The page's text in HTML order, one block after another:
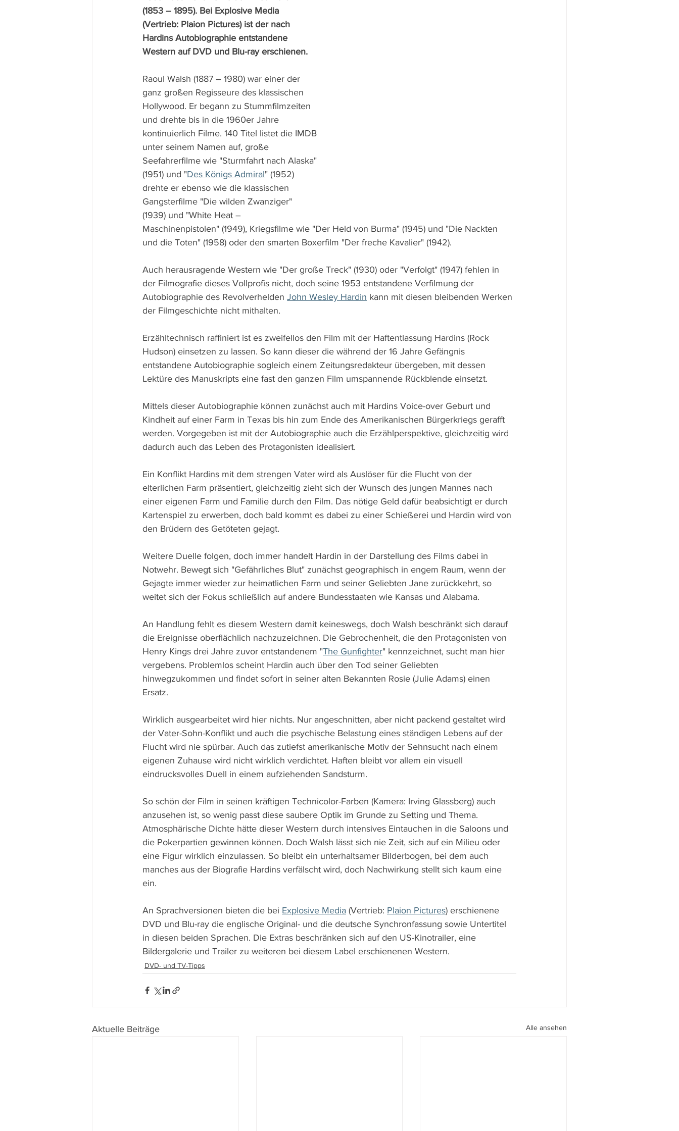
(1853 – 1895). Bei Explosive Media
(Vertrieb: Plaion Pictures) ist der nach
Hardins Autobiographie entstandene
Western auf DVD und Blu-ray erschienen.
Raoul Walsh (1887 – 1980) war einer der
ganz großen Regisseure des klassischen
Hollywood. Er begann zu Stummfilmzeiten
und drehte bis in die 1960er Jahre
kontinuierlich Filme. 140 Titel listet die IMDB
unter seinem Namen auf, große
Seefahrerfilme wie "Sturmfahrt nach Alaska"
(1951) und "Des Königs Admiral" (1952)
drehte er ebenso wie die klassischen
Gangsterfilme "Die wilden Zwanziger"
(1939) und "White Heat –
Maschinenpistolen" (1949), Kriegsfilme wie "Der Held von Burma" (1945) und "Die Nackten
und die Toten" (1958) oder den smarten Boxerfilm "Der freche Kavalier" (1942).
Auch herausragende Western wie "Der große Treck" (1930) oder "Verfolgt" (1947) fehlen in
der Filmografie dieses Vollprofis nicht, doch seine 1953 entstandene Verfilmung der
Autobiographie des Revolverhelden John Wesley Hardin kann mit diesen bleibenden Werken
der Filmgeschichte nicht mithalten.
Erzähltechnisch raffiniert ist es zweifellos den Film mit der Haftentlassung Hardins (Rock
Hudson) einsetzen zu lassen. So kann dieser die während der 16 Jahre Gefängnis
entstandene Autobiographie sogleich einem Zeitungsredakteur übergeben, mit dessen
Lektüre des Manuskripts eine fast den ganzen Film umspannende Rückblende einsetzt.
Mittels dieser Autobiographie können zunächst auch mit Hardins Voice-over Geburt und
Kindheit auf einer Farm in Texas bis hin zum Ende des Amerikanischen Bürgerkriegs gerafft
werden. Vorgegeben ist mit der Autobiographie auch die Erzählperspektive, gleichzeitig wird
dadurch auch das Leben des Protagonisten idealisiert.
Ein Konflikt Hardins mit dem strengen Vater wird als Auslöser für die Flucht von der
elterlichen Farm präsentiert, gleichzeitig zieht sich der Wunsch des jungen Mannes nach
einer eigenen Farm und Familie durch den Film. Das nötige Geld dafür beabsichtigt er durch
Kartenspiel zu erwerben, doch bald kommt es dabei zu einer Schießerei und Hardin wird von
den Brüdern des Getöteten gejagt.
Weitere Duelle folgen, doch immer handelt Hardin in der Darstellung des Films dabei in
Notwehr. Bewegt sich "Gefährliches Blut" zunächst geographisch in engem Raum, wenn der
Gejagte immer wieder zur heimatlichen Farm und seiner Geliebten Jane zurückkehrt, so
weitet sich der Fokus schließlich auf andere Bundesstaaten wie Kansas und Alabama.
An Handlung fehlt es diesem Western damit keineswegs, doch Walsh beschränkt sich darauf
die Ereignisse oberflächlich nachzuzeichnen. Die Gebrochenheit, die den Protagonisten von
Henry Kings drei Jahre zuvor entstandenem "The Gunfighter" kennzeichnet, sucht man hier
vergebens. Problemlos scheint Hardin auch über den Tod seiner Geliebten
hinwegzukommen und findet sofort in seiner alten Bekannten Rosie (Julie Adams) einen
Ersatz.
Wirklich ausgearbeitet wird hier nichts. Nur angeschnitten, aber nicht packend gestaltet wird
der Vater-Sohn-Konflikt und auch die psychische Belastung eines ständigen Lebens auf der
Flucht wird nie spürbar. Auch das zutiefst amerikanische Motiv der Sehnsucht nach einem
eigenen Zuhause wird nicht wirklich verdichtet. Haften bleibt vor allem ein visuell
eindrucksvolles Duell in einem aufziehenden Sandsturm.
So schön der Film in seinen kräftigen Technicolor-Farben (Kamera: Irving Glassberg) auch
anzusehen ist, so wenig passt diese saubere Optik im Grunde zu Setting und Thema.
Atmosphärische Dichte hätte dieser Western durch intensives Eintauchen in die Saloons und
die Pokerpartien gewinnen können. Doch Walsh lässt sich nie Zeit, sich auf ein Milieu oder
eine Figur wirklich einzulassen. So bleibt ein unterhaltsamer Bilderbogen, bei dem auch
manches aus der Biografie Hardins verfälscht wird, doch Nachwirkung stellt sich kaum eine
ein.
An Sprachversionen bieten die bei Explosive Media (Vertrieb: Plaion Pictures) erschienene
DVD und Blu-ray die englische Original- und die deutsche Synchronfassung sowie Untertitel
in diesen beiden Sprachen. Die Extras beschränken sich auf den US-Kinotrailer, eine
Bildergalerie und Trailer zu weiteren bei diesem Label erschienenen Western.
DVD- und TV-Tipps
Aktuelle Beiträge Alle ansehen